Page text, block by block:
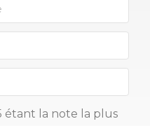
étant la note la plus